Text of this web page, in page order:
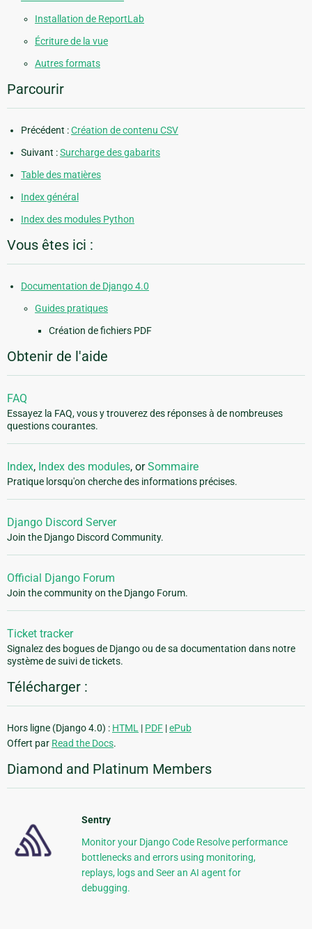
Installation de ReportLab
Écriture de la vue
Autres formats
Parcourir
Précédent :Création de contenu CSV
Suivant :Surcharge des gabarits
Table des matières
Index général
Index des modules Python
Vous êtes ici :
Documentation de Django 4.0
Guides pratiques
Création de fichiers PDF
Obtenir de l'aide
FAQ
Essayez la FAQ, vous y trouverez des réponses à de nombreuses
questions courantes.
Index, Index des modules, orSommaire
Pratique lorsqu'on cherche des informations précises.
Django Discord Server
Join the Django Discord Community.
Official Django Forum
Join the community on the Django Forum.
Ticket tracker
Signalez des bogues de Django ou de sa documentation dans notre
système de suivi de tickets.
Télécharger :
Hors ligne (Django 4.0) : HTML | PDF |ePub
Offert par Read the Docs.
Diamond and Platinum Members
Sentry
Monitor your Django Code Resolve performance
bottlenecks and errors using monitoring,
replays, logs and Seer an AI agent for
debugging.